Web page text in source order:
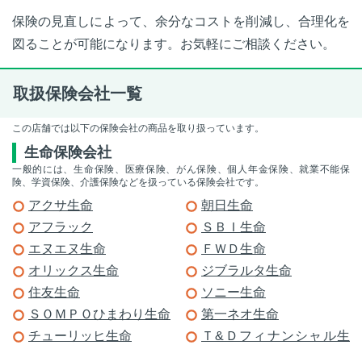
保険の見直しによって、余分なコストを削減し、合理化を
図ることが可能になります。お気軽にご相談ください。
取扱保険会社一覧
この店舗では以下の保険会社の商品を取り扱っています。
生命保険会社
一般的には、生命保険、医療保険、がん保険、個人年金保険、就業不能保
険、学資保険、介護保険などを扱っている保険会社です。
アクサ生命
朝日生命
アフラック
ＳＢＩ生命
エヌエヌ生命
ＦＷＤ生命
オリックス生命
ジブラルタ生命
住友生命
ソニー生命
ＳＯＭＰＯひまわり生命
第一ネオ生命
チューリッヒ生命
Ｔ&Ｄフィナンシャル生